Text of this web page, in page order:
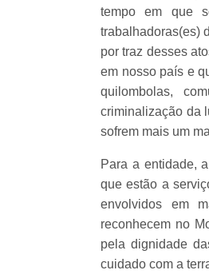
tempo em que
trabalhadoras(es)
por traz desses
em nosso país e
quilombolas,
criminalização da
sofrem mais um
Para a entidade,
que estão a
envolvidos em
reconhecem no
pela dignidade
cuidado com a